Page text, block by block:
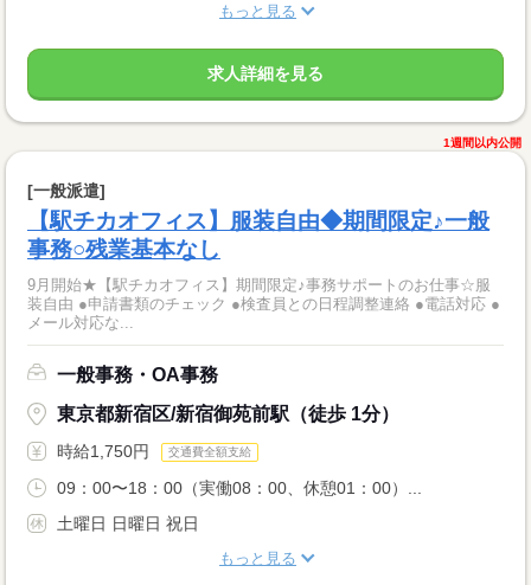
もっと見る
求人詳細を見る
1週間以内公開
[一般派遣]
【駅チカオフィス】服装自由◆期間限定♪一般
事務○残業基本なし
9月開始★【駅チカオフィス】期間限定♪事務サポートのお仕事☆服
装自由 ●申請書類のチェック ●検査員との日程調整連絡 ●電話対応 ●
メール対応な...
一般事務・OA事務
東京都新宿区/新宿御苑前駅（徒歩 1分）
時給1,750円 交通費全額支給
09：00〜18：00（実働08：00、休憩01：00）...
土曜日 日曜日 祝日
もっと見る